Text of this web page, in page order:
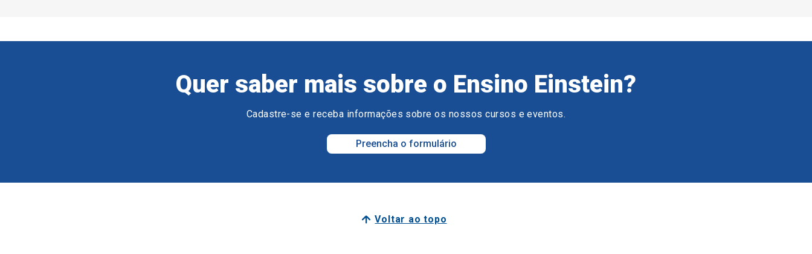
Quer saber mais sobre o Ensino Einstein?
Cadastre-se e receba informações sobre os nossos cursos e eventos.
Preencha o formulário
Voltar ao topo